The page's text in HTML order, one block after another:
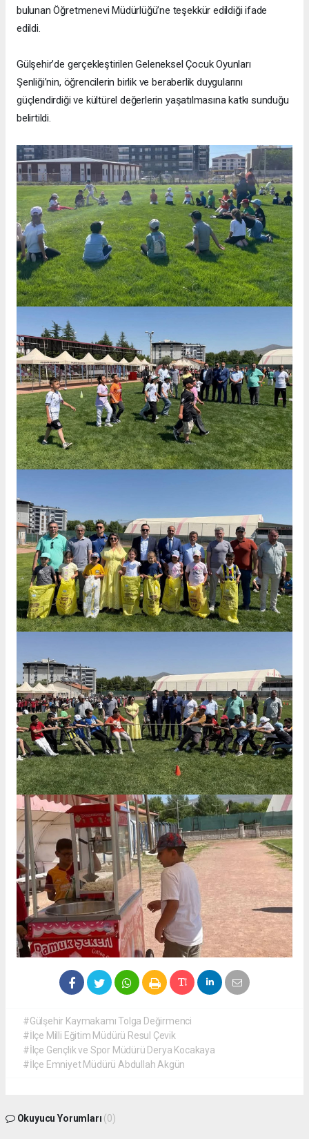
bulunan Öğretmenevi Müdürlüğü’ne teşekkür edildiği ifade
edildi.
Gülşehir’de gerçekleştirilen Geleneksel Çocuk Oyunları
Şenliği’nin, öğrencilerin birlik ve beraberlik duygularını
güçlendirdiği ve kültürel değerlerin yaşatılmasına katkı sunduğu
belirtildi.
#Gülşehir Kaymakamı Tolga Değirmenci
#İlçe Milli Eğitim Müdürü Resul Çevik
#İlçe Gençlik ve Spor Müdürü Derya Kocakaya
#İlçe Emniyet Müdürü Abdullah Akgün
Okuyucu Yorumları (0)